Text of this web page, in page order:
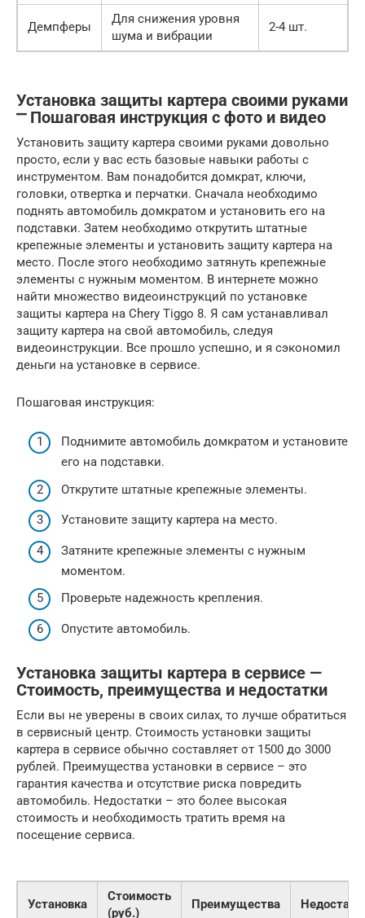
Демпферы
Для снижения уровня
шума и вибрации
2-4 шт.
Установка защиты картера своими руками
⎻ Пошаговая инструкция с фото и видео
Установить защиту картера своими руками довольно
просто, если у вас есть базовые навыки работы с
инструментом. Вам понадобится домкрат, ключи,
головки, отвертка и перчатки. Сначала необходимо
поднять автомобиль домкратом и установить его на
подставки. Затем необходимо открутить штатные
крепежные элементы и установить защиту картера на
место. После этого необходимо затянуть крепежные
элементы с нужным моментом. В интернете можно
найти множество видеоинструкций по установке
защиты картера на Chery Tiggo 8. Я сам устанавливал
защиту картера на свой автомобиль, следуя
видеоинструкции. Все прошло успешно, и я сэкономил
деньги на установке в сервисе.
Пошаговая инструкция:
Поднимите автомобиль домкратом и установите
его на подставки.
Открутите штатные крепежные элементы.
Установите защиту картера на место.
Затяните крепежные элементы с нужным
моментом.
Проверьте надежность крепления.
Опустите автомобиль.
Установка защиты картера в сервисе —
Стоимость, преимущества и недостатки
Если вы не уверены в своих силах, то лучше обратиться
в сервисный центр. Стоимость установки защиты
картера в сервисе обычно составляет от 1500 до 3000
рублей. Преимущества установки в сервисе – это
гарантия качества и отсутствие риска повредить
автомобиль. Недостатки – это более высокая
стоимость и необходимость тратить время на
посещение сервиса.
Установка
Стоимость
(руб.)
Преимущества